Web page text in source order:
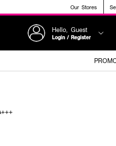
Our Stores
Hello, Guest
Login / Register